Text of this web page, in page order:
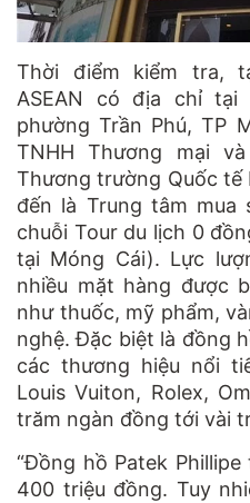
Thời điểm kiểm tra,
ASEAN có địa chỉ
phường Trần Phú, TP
TNHH Thương mại
Thương trường Quốc tế
đến là Trung tâm mua
chuỗi Tour du lịch 0
tại Móng Cái). Lực
nhiều mặt hàng được
như thuốc, mỹ phẩm,
nghệ. Đặc biệt là đồng
các thương hiệu nổi
Louis Vuiton, Rolex,
trăm ngàn đồng tới vài
“Đồng hồ Patek
400 triệu đồng. Tuy